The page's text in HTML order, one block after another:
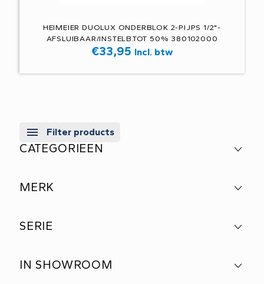
HEIMEIER DUOLUX ONDERBLOK 2-PIJPS 1/2"-
AFSLUIBAAR/INSTELB.TOT 50% 380102000
€33,95 Incl. btw
Filter products
CATEGORIEEN
MERK
SERIE
IN SHOWROOM